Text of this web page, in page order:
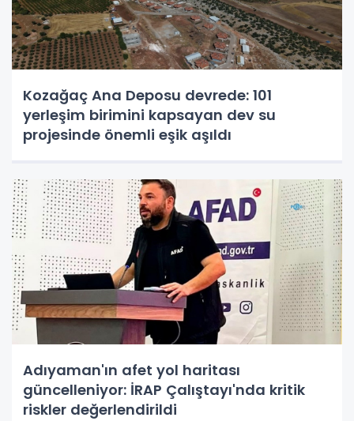
Kozağaç Ana Deposu devrede: 101
yerleşim birimini kapsayan dev su
projesinde önemli eşik aşıldı
Adıyaman'ın afet yol haritası
güncelleniyor: İRAP Çalıştayı'nda kritik
riskler değerlendirildi